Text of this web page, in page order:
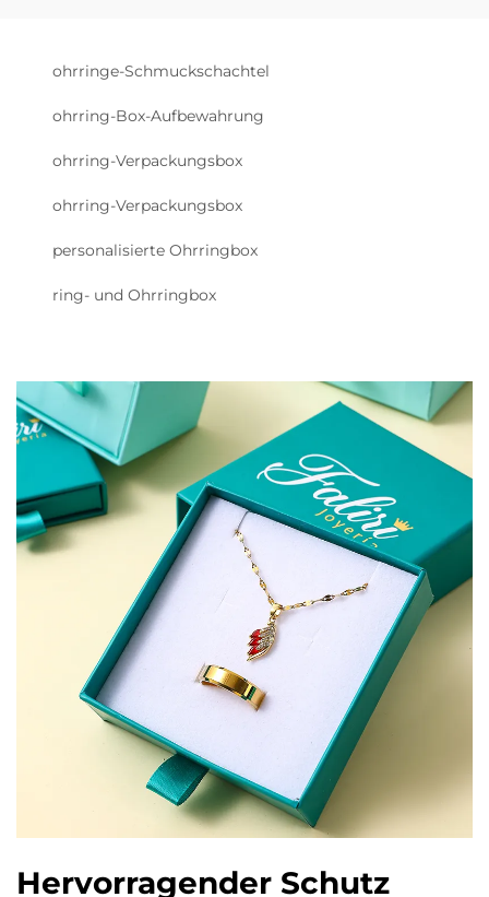
ohrringe-Schmuckschachtel
ohrring-Box-Aufbewahrung
ohrring-Verpackungsbox
ohrring-Verpackungsbox
personalisierte Ohrringbox
ring- und Ohrringbox
Hervorragender Schutz